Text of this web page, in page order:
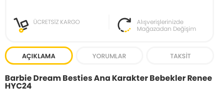
ÜCRETSİZ KARGO
Alışverişlerinizde
Mağazadan Değişim
AÇIKLAMA YORUMLAR TAKSIT
Barbie Dream Besties Ana Karakter Bebekler Renee
HYC24